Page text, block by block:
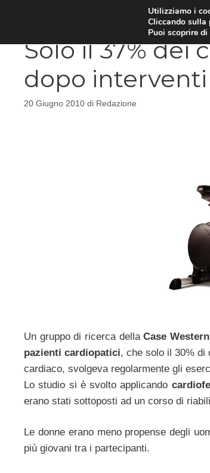
DIETE E METABOLISMO
Solo il 37% dei
dopo
20 Giugno 2010 di Redazione
Un gruppo di ricerca dellaCase
pazienti cardiopatici, che solo il 30% di
cardiaco, svolgeva regolarmente gli
Lo studio si è svolto applicando
erano stati sottoposti ad un corso di
Le donne erano meno propense degli
più giovani tra i partecipanti.
Utilizziamo i
Cliccando sulla
Puoi scoprire